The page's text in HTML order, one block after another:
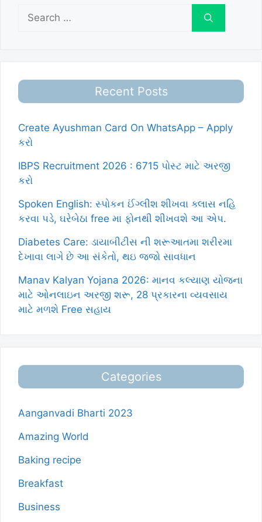
Search
for:
Recent Posts
Create Ayushman Card On WhatsApp – Apply
કરો
IBPS Recruitment 2026 : 6715 પોસ્ટ માટે અરજી
કરો
Spoken English: સ્પોકન ઈંગ્લીશ શીખવા ક્લાસ નહિ
કરવા પડે, ઘરેબેઠા free મા ફોનથી શીખવશે આ એપ.
Diabetes Care: ડાયાબીટીસ ની શરૂઆતમા શરીરમા
દેખાવા લાગે છે આ સંકેતો, થઇ જજો સાવધાન
Manav Kalyan Yojana 2026: માનવ કલ્યાણ યોજના
માટે ઓનલાઇન અરજી શરૂ, 28 પ્રકારના વ્યવસાય
માટે મળશે Free સહાય
Categories
Aanganvadi Bharti 2023
Amazing World
Baking recipe
Breakfast
Business